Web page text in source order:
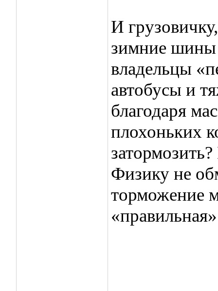
И
зимние
владельцы
автобусы и
благодаря
плохоньких
Физику не
торможение